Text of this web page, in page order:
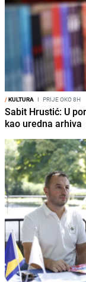
/KULTURA I PRIJE OKO 8H
Sabit Hrustić: U
kao uredna arhiva